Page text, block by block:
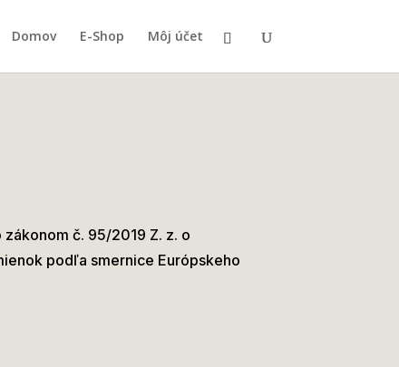
Domov E-Shop Môj účet
č. 95/2019 Z. z. o
podľa smernice Európskeho